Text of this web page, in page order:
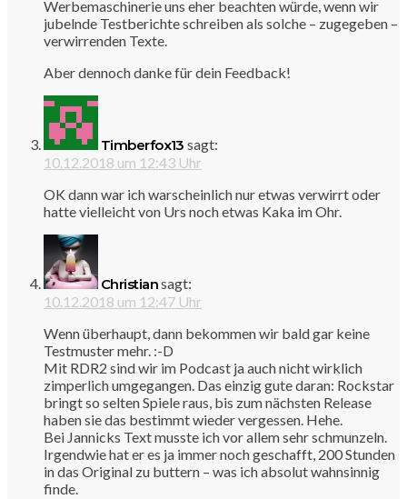
Werbemaschinerie uns eher beachten würde, wenn wir
jubelnde Testberichte schreiben als solche – zugegeben –
verwirrenden Texte.
Aber dennoch danke für dein Feedback!
Timberfox13 sagt:
10.12.2018 um 12:43 Uhr
OK dann war ich warscheinlich nur etwas verwirrt oder
hatte vielleicht von Urs noch etwas Kaka im Ohr.
Christiansagt:
10.12.2018 um 12:47 Uhr
Wenn überhaupt, dann bekommen wir bald gar keine
Testmuster mehr. :-D
Mit RDR2 sind wir im Podcast ja auch nicht wirklich
zimperlich umgegangen. Das einzig gute daran: Rockstar
bringt so selten Spiele raus, bis zum nächsten Release
haben sie das bestimmt wieder vergessen. Hehe.
Bei Jannicks Text musste ich vor allem sehr schmunzeln.
Irgendwie hat er es ja immer noch geschafft, 200 Stunden
in das Original zu buttern – was ich absolut wahnsinnig
finde.